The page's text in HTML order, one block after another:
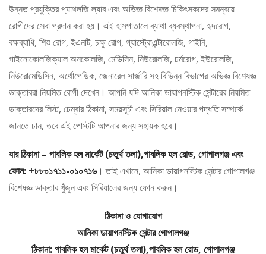
উন্নত প্রযুক্তির প্যাথলজি ল্যাব এবং অভিজ্ঞ বিশেষজ্ঞ চিকিৎসকদের সমন্বয়ে
রোগীদের সেবা প্রদান করা হয়। এই হাসপাতালে ব্যাথা ব্যবস্থাপনা, হৃদরোগ,
বক্ষব্যাধি, শিশু রোগ, ইএনটি, চক্ষু রোগ, গ্যাস্ট্রোএন্টারোলজি, গাইনি,
গাইনোকোলজিক্যাল অনকোলজি, মেডিসিন, নিউরোলজি, চর্মরোগ, ইউরোলজি,
নিউরোমেডিসিন, অর্থোপেডিক, জেনারেল সার্জারি সহ বিভিন্ন বিভাগের অভিজ্ঞ বিশেষজ্ঞ
ডাক্তাররা নিয়মিত রোগী দেখেন। আপনি যদি আনিকা ডায়াগনস্টিক সেন্টারের নিয়মিত
ডাক্তারদের লিস্ট, চেম্বার ঠিকানা, সময়সূচী এবং সিরিয়াল নেওয়ার পদ্ধতি সম্পর্কে
জানতে চান, তবে এই পোস্টটি আপনার জন্য সহায়ক হবে।
যার ঠিকানা – পাবলিক হল মার্কেট (চতুর্থ তলা),পাবলিক হল রোড, গোপালগঞ্জ এবং
ফোন: +৮৮০১৭১১-০১০৭১৬ । তাই এখানে, আনিকা ডায়াগনস্টিক সেন্টার গোপালগঞ্জ
বিশেষজ্ঞ ডাক্তার খুঁজুন এবং সিরিয়ালের জন্য ফোন করুন।
ঠিকানা ও যোগাযোগ
আনিকা ডায়াগনস্টিক সেন্টার গোপালগঞ্জ
ঠিকানা: পাবলিক হল মার্কেট (চতুর্থ তলা),পাবলিক হল রোড, গোপালগঞ্জ